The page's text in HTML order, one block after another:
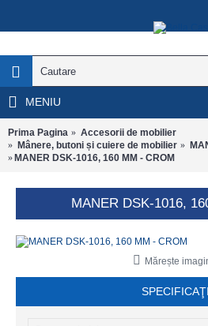
MENIU
Prima Pagina
Accesorii de mobilier
Mânere, butoni și cuiere de mobilier
MANER DSK-1016, 160 MM - CROM
MANER DSK-1016,
Mărește